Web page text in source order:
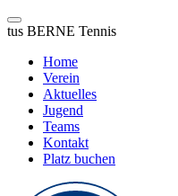
tus BERNE Tennis
Home
Verein
Aktuelles
Jugend
Teams
Kontakt
Platz buchen